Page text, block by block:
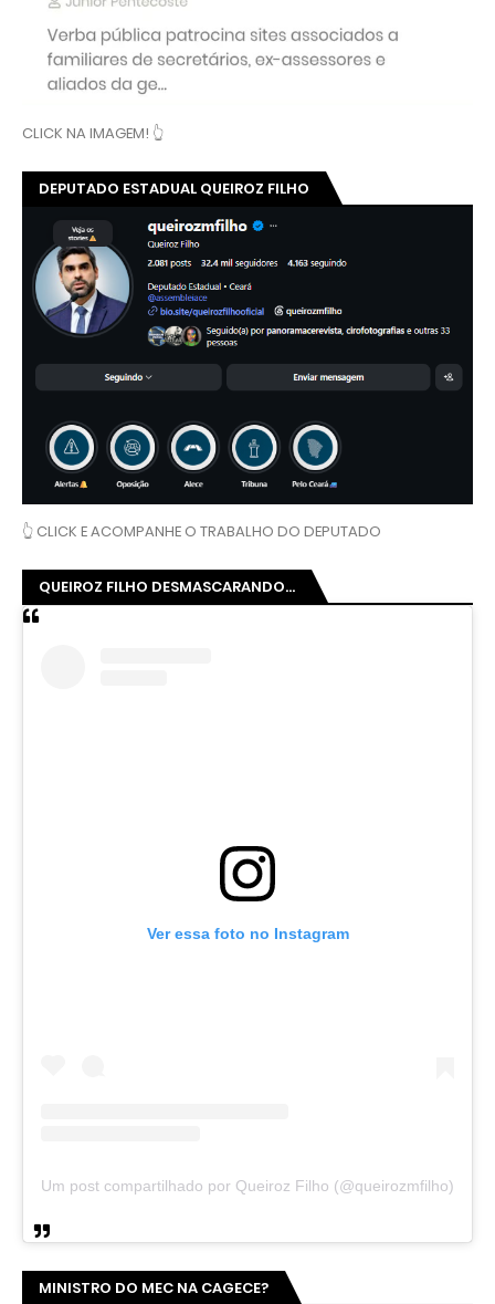
CLICK NA IMAGEM! 👆
DEPUTADO ESTADUAL QUEIROZ FILHO
👆 CLICK E ACOMPANHE O TRABALHO DO DEPUTADO
QUEIROZ FILHO DESMASCARANDO...
Ver essa foto no Instagram
Um post compartilhado por Queiroz Filho (@queirozmfilho)
MINISTRO DO MEC NA CAGECE?